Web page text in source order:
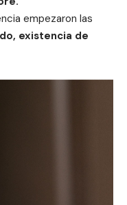
empezaron las
existencia de